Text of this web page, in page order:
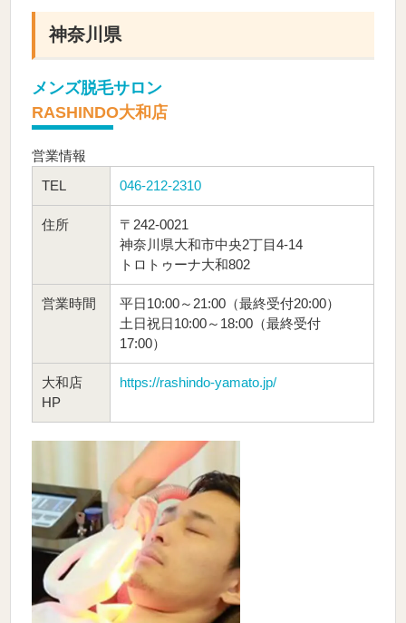
神奈川県
メンズ脱毛サロン
RASHINDO大和店
営業情報
TEL
046-212-2310
住所
〒242-0021
神奈川県大和市中央2丁目4-14
トロトゥーナ大和802
営業時間
平日10:00～21:00（最終受付20:00）
土日祝日10:00～18:00（最終受付
17:00）
大和店
HP
https://rashindo-yamato.jp/